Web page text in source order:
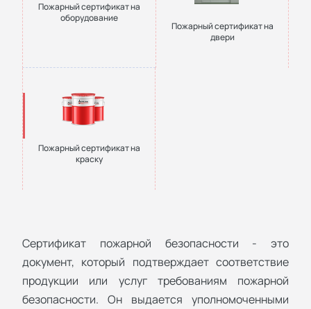
Пожарный сертификат на
оборудование
Пожарный сертификат на
двери
Пожарный сертификат на
краску
Сертификат пожарной безопасности - это
документ, который подтверждает соответствие
продукции или услуг требованиям пожарной
безопасности. Он выдается уполномоченными